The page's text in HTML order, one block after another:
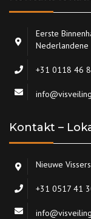
Eerste
Nederlandene
+31 0118 46
Kontakt –
Nieuwe
+31 0517 41